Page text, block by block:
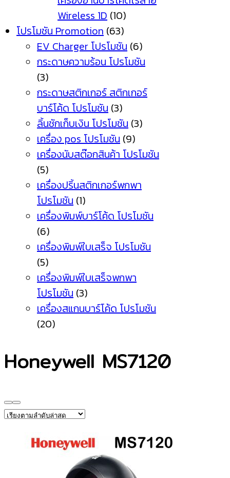
Wireless 1D (10)
โปรโมชัน Promotion (63)
EV Charger โปรโมชัน (6)
กระดาษความร้อน โปรโมชัน
(3)
กระดาษสติกเกอร์ สติกเกอร์
บาร์โค้ด โปรโมชัน (3)
ลิ้นชักเก็บเงิน โปรโมชัน (3)
เครื่อง pos โปรโมชัน (9)
เครื่องนับสต๊อกสินค้า โปรโมชัน
(5)
เครื่องปริ้นสติกเกอร์พกพา
โปรโมชัน (1)
เครื่องพิมพ์บาร์โค้ด โปรโมชัน
(6)
เครื่องพิมพ์ใบเสร็จ โปรโมชัน
(5)
เครื่องพิมพ์ใบเสร็จพกพา
โปรโมชัน (3)
เครื่องสแกนบาร์โค้ด โปรโมชัน
(20)
Honeywell MS7120